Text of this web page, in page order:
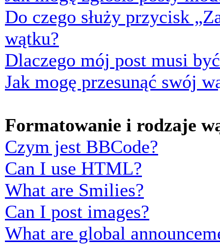
Do czego służy przycisk
wątku?
Dlaczego mój post musi
Jak mogę przesunąć swój
Formatowanie i rodzaje
Czym jest BBCode?
Can I use HTML?
What are Smilies?
Can I post images?
What are global